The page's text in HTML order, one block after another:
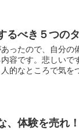
るべき５つの
ったので、自分
容です。悲しいで
的なところで気を
、体験を売れ！